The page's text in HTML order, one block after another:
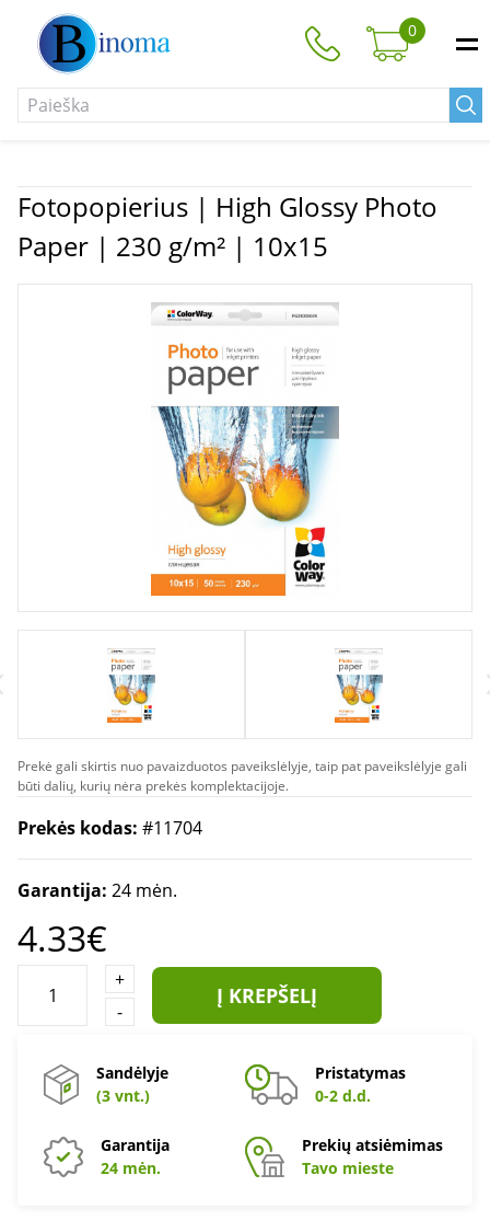
0
Fotopopierius | High Glossy Photo
Paper | 230 g/m² | 10x15
Prekė gali skirtis nuo pavaizduotos paveikslėlyje, taip pat paveikslėlyje gali
būti dalių, kurių nėra prekės komplektacijoje.
Prekės kodas: #11704
Garantija: 24 mėn.
4.33€
+
-
Į KREPŠELĮ
Sandėlyje
(3 vnt.)
Pristatymas
0-2 d.d.
Garantija
24 mėn.
Prekių atsiėmimas
Tavo mieste